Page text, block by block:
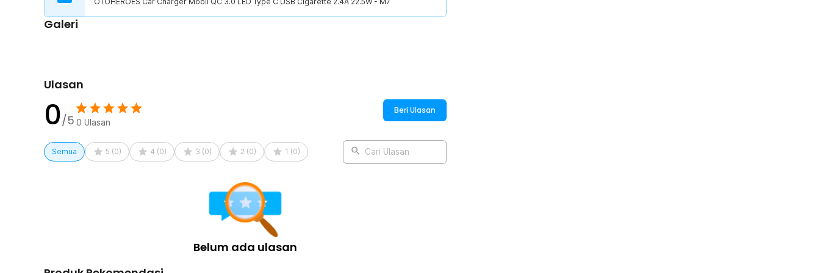
Kelengkapan Produk
Galeri
Ulasan
0/5 0 Ulasan
Beri Ulasan
Semua 5 (0) 4 (0) 3 (0) 2 (0) 1 (0) Cari Ulasan
Belum ada ulasan